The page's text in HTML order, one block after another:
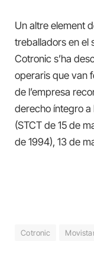
Un altre element
treballadors en el
Cotronic s’ha
operaris que van
de l’empresa
derecho íntegro a
(STCT de 15 de
de 1994), 13 de
Cotronic